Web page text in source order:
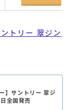
トリー 翠ジン
】サントリー 翠ジ
全国発売